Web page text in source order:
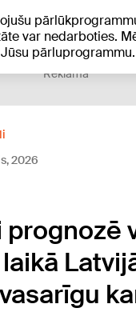
var nedarboties.
pārluprogrammu.
Reklāma
2026